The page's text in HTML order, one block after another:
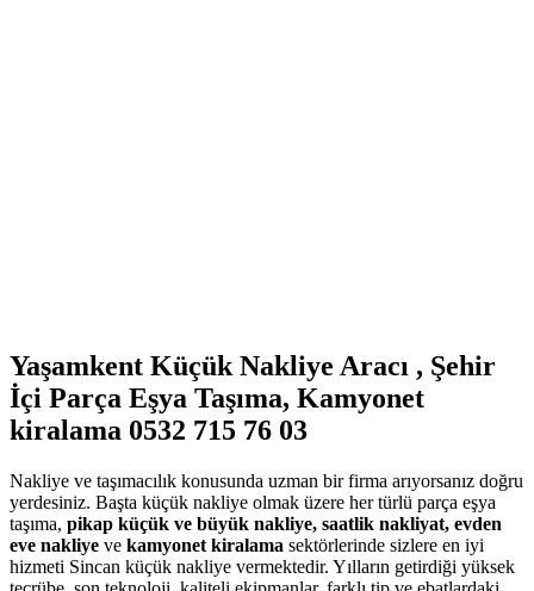
Yaşamkent Küçük Nakliye Aracı , Şehir
İçi Parça Eşya Taşıma, Kamyonet
kiralama 0532 715 76 03
Nakliye ve taşımacılık konusunda uzman bir firma arıyorsanız doğru
yerdesiniz. Başta küçük nakliye olmak üzere her türlü parça eşya
taşıma, pikap küçük ve büyük nakliye, saatlik nakliyat, evden
eve nakliye ve kamyonet kiralama sektörlerinde sizlere en iyi
hizmeti Sincan küçük nakliye vermektedir. Yılların getirdiği yüksek